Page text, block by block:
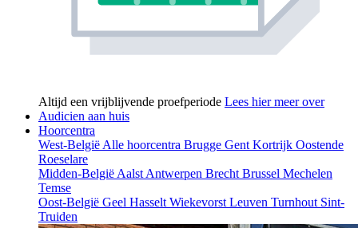
Altijd een vrijblijvende proefperiode Lees hier meer over
Audicien aan huis
Hoorcentra
West-België Alle hoorcentra Brugge Gent Kortrijk Oostende
Roeselare
Midden-België Aalst Antwerpen Brecht Brussel Mechelen
Temse
Oost-België Geel Hasselt Wiekevorst Leuven Turnhout Sint-
Truiden